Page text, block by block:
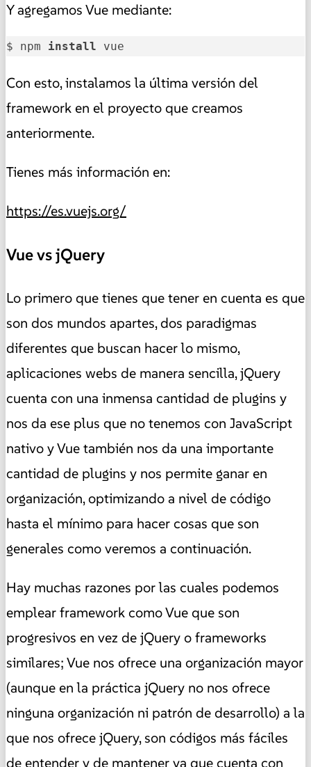
Y agregamos Vue mediante:
$ npm install vue
Con esto, instalamos la última versión del
framework en el proyecto que creamos
anteriormente.
Tienes más información en:
https://es.vuejs.org/
Vue vs jQuery
Lo primero que tienes que tener en cuenta es que
son dos mundos apartes, dos paradigmas
diferentes que buscan hacer lo mismo,
aplicaciones webs de manera sencilla, jQuery
cuenta con una inmensa cantidad de plugins y
nos da ese plus que no tenemos con JavaScript
nativo y Vue también nos da una importante
cantidad de plugins y nos permite ganar en
organización, optimizando a nivel de código
hasta el mínimo para hacer cosas que son
generales como veremos a continuación.
Hay muchas razones por las cuales podemos
emplear framework como Vue que son
progresivos en vez de jQuery o frameworks
similares; Vue nos ofrece una organización mayor
(aunque en la práctica jQuery no nos ofrece
ninguna organización ni patrón de desarrollo) a la
que nos ofrece jQuery, son códigos más fáciles
de entender y de mantener ya que cuenta con